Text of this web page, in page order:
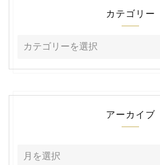
カテゴリー
アーカイブ